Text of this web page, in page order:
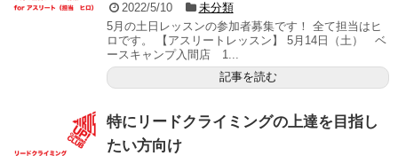
2022/5/10
未分類
5月の土日レッスンの参加者募集です！ 全て担当はヒ
ロです。 【アスリートレッスン】 5月14日（土） ベ
ースキャンプ入間店 1...
記事を読む
特にリードクライミングの上達を目指し
たい方向け